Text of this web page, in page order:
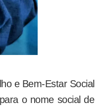
e Bem-Estar Social
o nome social de